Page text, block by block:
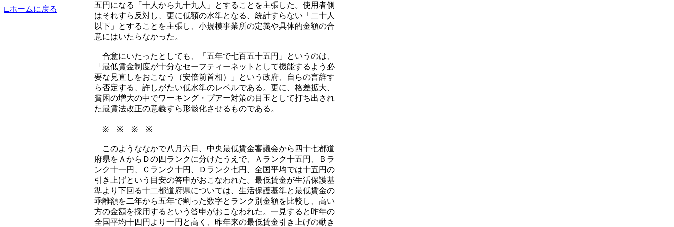
□ホームに戻る
五円になる「十人から九十九人」とすることを主張した。使用者側
はそれすら反対し、更に低額の水準となる、統計すらない「二十人
以下」とすることを主張し、小規模事業所の定義や具体的金額の合
意にはいたらなかった。
合意にいたったとしても、「五年で七百五十五円」というのは、
「最低賃金制度が十分なセーフティーネットとして機能するよう必
要な見直しをおこなう（安倍前首相）」という政府、自らの言辞す
ら否定する、許しがたい低水準のレベルである。更に、格差拡大、
貧困の増大の中でワーキング・プアー対策の目玉として打ち出され
た最賃法改正の意義すら形骸化させるものである。
※ ※ ※ ※
このようななかで八月六日、中央最低賃金審議会から四十七都道
府県をＡからＤの四ランクに分けたうえで、Ａランク十五円、Ｂラ
ンク十一円、Ｃランク十円、Ｄランク七円、全国平均では十五円の
引き上げという目安の答申がおこなわれた。最低賃金が生活保護基
準より下回る十二都道府県については、生活保護基準と最低賃金の
乖離額を二年から五年で割った数字とランク別金額を比較し、高い
方の金額を採用するという答申がおこなわれた。一見すると昨年の
全国平均十四円より一円と高く、昨年来の最低賃金引き上げの動き